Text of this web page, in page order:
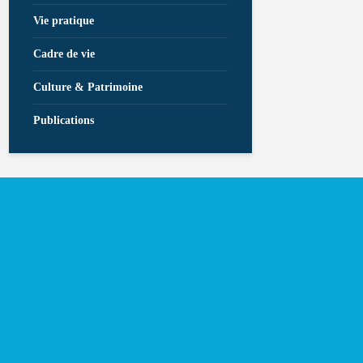
Vie pratique
Cadre de vie
Culture & Patrimoine
Publications